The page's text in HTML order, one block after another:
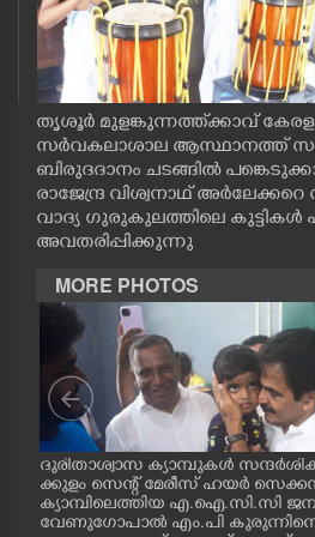
CASE DIARY
CINEMA
OPINION
PHOTOS
LIFESTYLE
SPIRITUAL
INFO+
ART
തൃശൂർ മുളങ്കുന്നത്ത്ക്കാവ്
സർവകലാശാല ആസ്ഥാനത്ത്
ബിരുദദാനം ചടങ്ങിൽ
രാജേന്ദ്ര വിശ്വനാഥ് അർലേക്കറെ
വാദ്യ ഗുരുകുലത്തിലെ കുട്ടികൾ
അവതരിപ്പിക്കുന്നു
MORE PHOTOS
ദുരിതാശ്വാസ ക്യാമ്പുകൾ
ക്കുളം സെന്റ് മേരീസ് ഹയർ
ക്യാമ്പിലെത്തിയ എ.ഐ.സി.സി
വേണുഗോപാൽ എം.പി കുരുന്നിനെ